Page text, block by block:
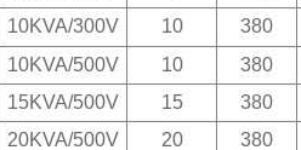
10KVA/300V
10 380
10KVA/500V
10 380
15KVA/500V
15 380
20KVA/500V
20 380